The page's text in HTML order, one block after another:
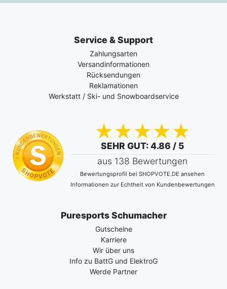
Service & Support
Zahlungsarten
Versandinformationen
Rücksendungen
Reklamationen
Werkstatt / Ski- und Snowboardservice
SEHR GUT: 4.86 / 5
aus 138 Bewertungen
Bewertungsprofil bei SHOPVOTE.DE ansehen
Informationen zur Echtheit von Kundenbewertungen
Puresports Schumacher
Gutscheine
Karriere
Wir über uns
Info zu BattG und ElektroG
Werde Partner